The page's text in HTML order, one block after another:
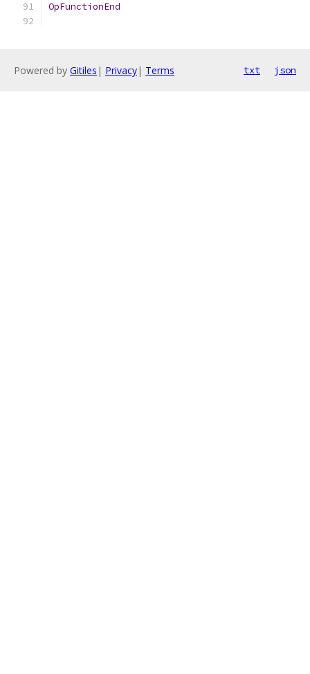
OpFunctionEnd
Powered by Gitiles | Privacy| Terms txt json